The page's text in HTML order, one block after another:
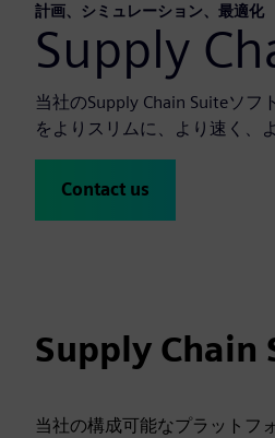
計画、シミュレーション、最適化
Supply
当社のSupply Chain Suiteソ
をよりスリムに、より速く、
Contact us
Supply Chain
当社の構成可能なプラットフ